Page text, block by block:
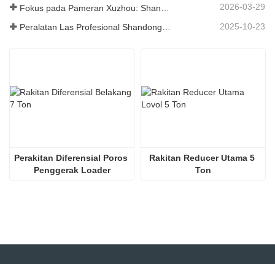
2026-03-29
2025-10-23
Perakitan Diferensial Poros
Penggerak Loader
Rakitan Reducer Utama 5
Ton